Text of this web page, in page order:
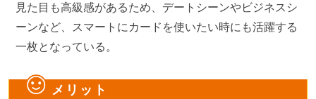
見た目も高級感があるため、デートシーンやビジネスシ
ーンなど、スマートにカードを使いたい時にも活躍する
一枚となっている。
メリット